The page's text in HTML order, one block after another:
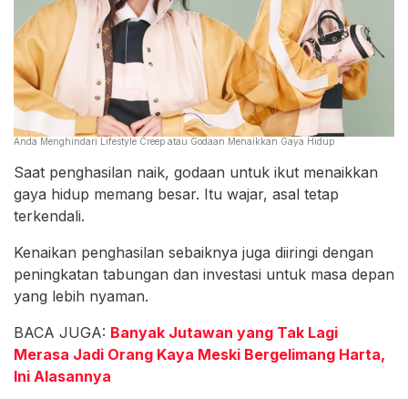
Anda Menghindari Lifestyle Creep atau Godaan Menaikkan Gaya Hidup
Saat penghasilan naik, godaan untuk ikut menaikkan
gaya hidup memang besar. Itu wajar, asal tetap
terkendali.
Kenaikan penghasilan sebaiknya juga diiringi dengan
peningkatan tabungan dan investasi untuk masa depan
yang lebih nyaman.
BACA JUGA: Banyak Jutawan yang Tak Lagi
Merasa Jadi Orang Kaya Meski Bergelimang Harta,
Ini Alasannya